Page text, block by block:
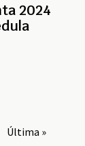
2024
Última
Última »